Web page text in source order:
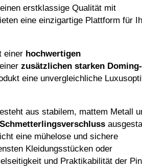
erstklassige Qualität mit
eine einzigartige Plattform für
einer hochwertigen
zusätzlichen starken Doming-
eine unvergleichliche
aus stabilem, mattem Metall
eine mühelose und sichere
Kleidungsstücken oder
und Praktikabilität der